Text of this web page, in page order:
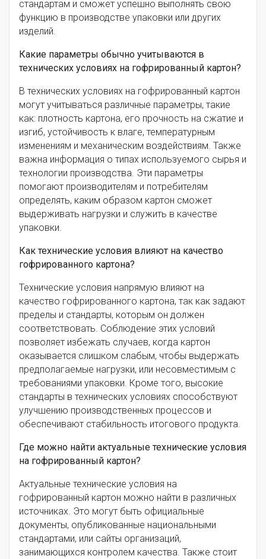
стандартам и сможет успешно выполнять свою
функцию в производстве упаковки или других
изделий.
Какие параметры обычно учитываются в
технических условиях на гофрированный картон?
В технических условиях на гофрированный картон
могут учитываться различные параметры, такие
как: плотность картона, его прочность на сжатие и
изгиб, устойчивость к влаге, температурным
изменениям и механическим воздействиям. Также
важна информация о типах используемого сырья и
технологии производства. Эти параметры
помогают производителям и потребителям
определять, каким образом картон сможет
выдерживать нагрузки и служить в качестве
упаковки.
Как технические условия влияют на качество
гофрированного картона?
Технические условия напрямую влияют на
качество гофрированного картона, так как задают
пределы и стандарты, которым он должен
соответствовать. Соблюдение этих условий
позволяет избежать случаев, когда картон
оказывается слишком слабым, чтобы выдержать
предполагаемые нагрузки, или несовместимым с
требованиями упаковки. Кроме того, высокие
стандарты в технических условиях способствуют
улучшению производственных процессов и
обеспечивают стабильность итогового продукта.
Где можно найти актуальные технические условия
на гофрированный картон?
Актуальные технические условия на
гофрированный картон можно найти в различных
источниках. Это могут быть официальные
документы, опубликованные национальными
стандартами, или сайты организаций,
занимающихся контролем качества. Также стоит